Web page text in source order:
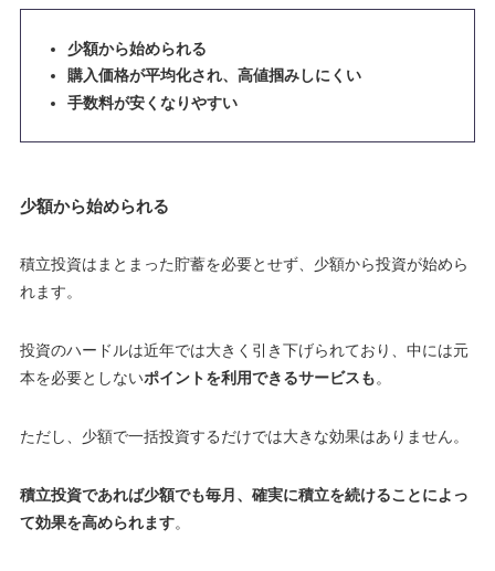
少額から始められる
購入価格が平均化され、高値掴みしにくい
手数料が安くなりやすい
少額から始められる
積立投資はまとまった貯蓄を必要とせず、少額から投資が始めら
れます。
投資のハードルは近年では大きく引き下げられており、中には元
本を必要としないポイントを利用できるサービスも。
ただし、少額で一括投資するだけでは大きな効果はありません。
積立投資であれば少額でも毎月、確実に積立を続けることによっ
て効果を高められます。